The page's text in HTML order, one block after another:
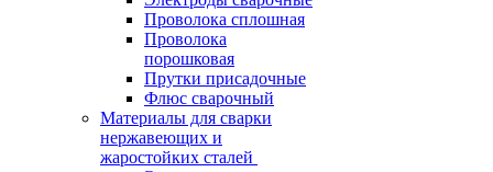
Проволока сплошная
Проволока
порошковая
Прутки присадочные
Флюс сварочный
Материалы для сварки
нержавеющих и
жаростойких сталей